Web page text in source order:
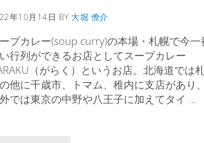
年10月14日 BY大堀 僚介
プカレー(soup curry)の本場・札幌で今一
行列ができるお店としてスープカレー
（がらく）というお店。北海道では
他に千歳市、トマム、稚内に支店があり、
では東京の中野や八王子に加えてタイ …